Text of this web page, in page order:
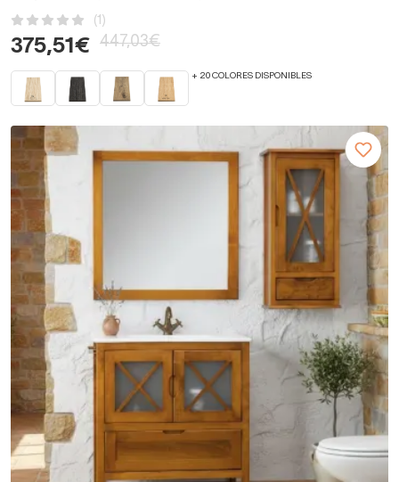
(1)
375,51€ 447,03€
+ 20 COLORES DISPONIBLES